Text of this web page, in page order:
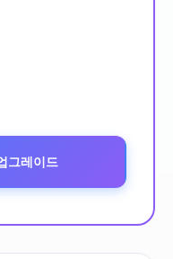
그레이드